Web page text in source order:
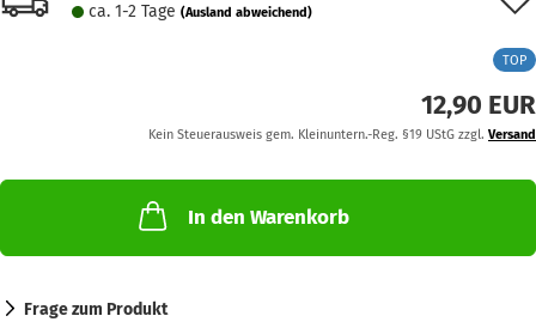
ca. 1-2 Tage (Ausland abweichend)
TOP
12,90 EUR
Kein Steuerausweis gem. Kleinuntern.-Reg. §19 UStG zzgl. Versand
In den Warenkorb
Frage zum Produkt